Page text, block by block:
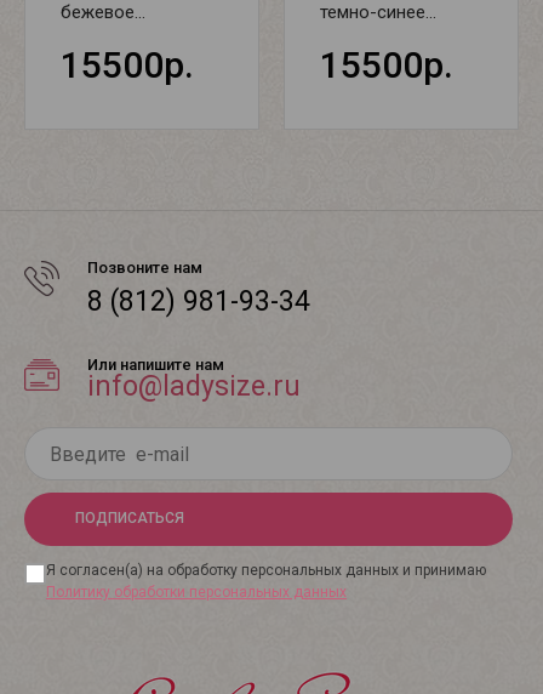
бежевое...
15500р.
темно-синее...
15500р.
Позвоните нам
8 (812) 981-93-34
Или напишите нам
info@ladysize.ru
ПОДПИСАТЬСЯ
Я согласен(а) на обработку персональных данных и принимаю
Политику обработки персональных данных